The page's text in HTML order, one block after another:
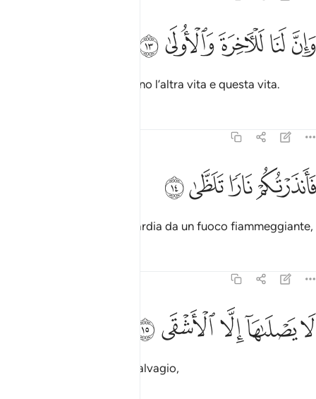
وان لنا للاخرة والاولى ١٣
وَإِنَّ لَنَا لَلْـَٔاخِرَةَ وَٱلْأُولَىٰ ١٣
ﱏﱐﱑﱒﱓ
In verità a Noi appartengono l’altra vita e questa vita.
فانذرتكم نارا تلظى ١٤
فَأَنذَرْتُكُمْ نَارًۭا تَلَظَّىٰ ١٤
ﱔﱕﱖﱗ
Vi ho dunque messo in guardia da un fuoco fiammeggiante,
لا يصلاها الا الاشقى ١٥
لَا يَصْلَىٰهَآ إِلَّا ٱلْأَشْقَى ١٥
ﱘﱙﱚﱛﱜ
nel quale brucerà solo il malvagio,